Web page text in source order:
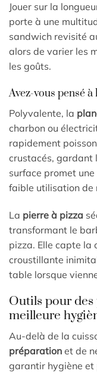
Jouer sur la
porte à une
sandwich revisité
alors de varier les
les goûts.
Avez-vous pensé
Polyvalente, la
charbon ou
rapidement
crustacés, gardant
surface promet
faible utilisation de
La pierre à pizza
transformant le
pizza. Elle capte la
croustillante
table lorsque
Outils pour
meilleure
Au-delà de la
préparation et de
garantir hygiène et